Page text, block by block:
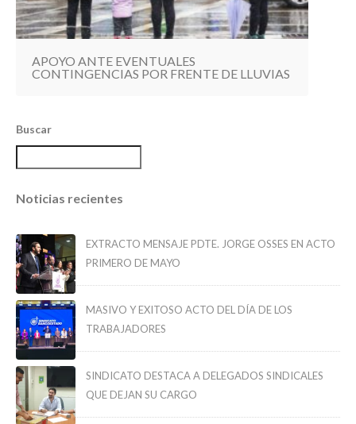
APOYO ANTE EVENTUALES
CONTINGENCIAS POR FRENTE DE LLUVIAS
Buscar
Noticias recientes
EXTRACTO MENSAJE PDTE. JORGE OSSES EN ACTO
PRIMERO DE MAYO
MASIVO Y EXITOSO ACTO DEL DÍA DE LOS
TRABAJADORES
SINDICATO DESTACA A DELEGADOS SINDICALES
QUE DEJAN SU CARGO